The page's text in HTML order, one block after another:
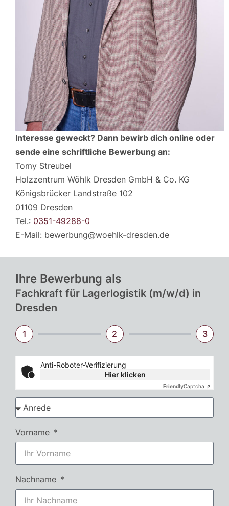
Interesse geweckt? Dann bewirb dich online oder
sende eine schriftliche Bewerbung an:
Tomy Streubel
Holzzentrum Wöhlk Dresden GmbH & Co. KG
Königsbrücker Landstraße 102
01109 Dresden
Tel.: 0351-49288-0
E-Mail: bewerbung@woehlk-dresden.de
Ihre Bewerbung als
Fachkraft für Lagerlogistik (m/w/d) in
Dresden
1 2 3
Anti-Roboter-Verifizierung
Hier klicken
FriendlyCaptcha ⇗
Vorname
Nachname